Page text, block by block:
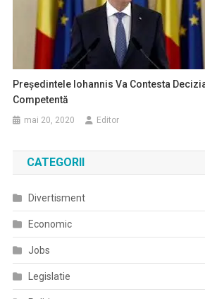
Preşedintele Iohannis Va Contesta
Competentă
mai 20, 2020 Editor
CATEGORII
Divertisment
Economic
Jobs
Legislatie